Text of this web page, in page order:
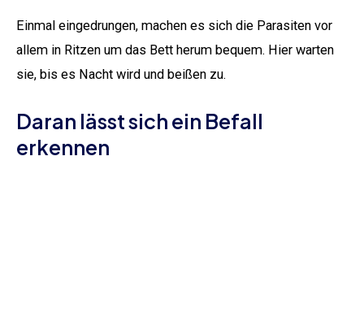
Einmal eingedrungen, machen es sich die Parasiten vor
allem in Ritzen um das Bett herum bequem. Hier warten
sie, bis es Nacht wird und beißen zu.
Daran lässt sich ein Befall
erkennen